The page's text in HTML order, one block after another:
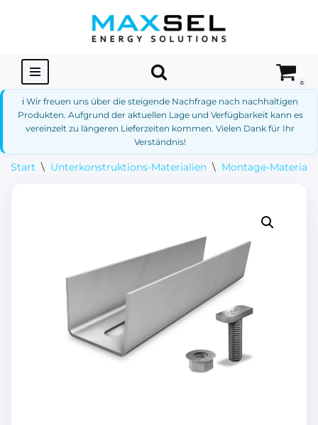
springen
0
ℹ️ Wir freuen uns über die steigende Nachfrage nach nachhaltigen
Produkten. Aufgrund der aktuellen Lage und Verfügbarkeit kann es
vereinzelt zu längeren Lieferzeiten kommen. Vielen Dank für Ihr
Verständnis!
Start \ Unterkonstruktions-Materialien \ Montage-